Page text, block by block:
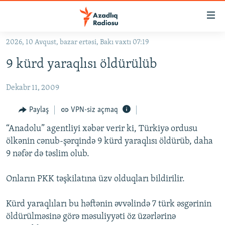
Əsas
qayıt
naviqasiyaya
Axtarışa
keç
KORRUPSIOMETR
#ƏSLINDƏ
FƏRQƏ BAX
QANUNI DOĞRU
MULTIMEDIA
VIDEO
FOTOQALEREYA
RADIO ARXIV
OXU ZALI
HAQQIMIZDA
2026, 10 Avqust, bazar ertəsi, Bakı vaxtı 07:19
9 kürd yaraqlısı öldürülüb
Dekabr 11, 2009
Paylaş VPN-siz açmaq
“Anadolu” agentliyi xəbər verir ki, Türkiyə ordusu
ölkənin cənub-şərqində 9 kürd yaraqlısı öldürüb, daha
9 nəfər də təslim olub.
Onların PKK təşkilatına üzv olduqları bildirilir.
Kürd yaraqlıları bu həftənin əvvəlində 7 türk əsgərinin
öldürülməsinə görə məsuliyyəti öz üzərlərinə